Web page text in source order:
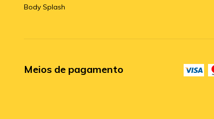
Body Splash
Meios de pagamento